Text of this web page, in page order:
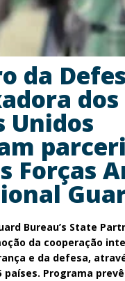
da
dos
Unidos
Forças
Bureau’s State
da cooperação
e da defesa,
países. Programa